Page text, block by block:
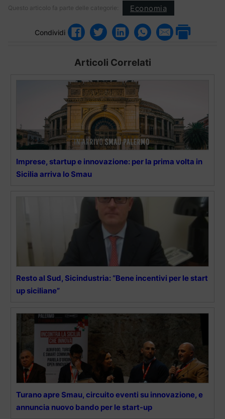
Questo articolo fa parte delle categorie: Economia
Condividi
Articoli Correlati
Imprese, startup e innovazione: per la prima volta in
Sicilia arriva lo Smau
Resto al Sud, Sicindustria: “Bene incentivi per le start
up siciliane”
Turano apre Smau, circuito eventi su innovazione, e
annuncia nuovo bando per le start-up